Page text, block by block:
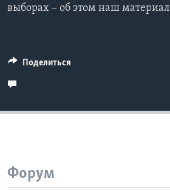
выборах – об этом наш материал
Поделиться
Форум